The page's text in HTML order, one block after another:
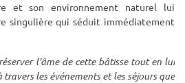
et son environnement naturel lui
singulière qui séduit immédiatement
l'âme de cette bâtisse tout en lui
les événements et les séjours que